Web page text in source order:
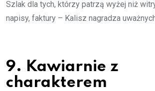
Szlak dla tych, którzy patrzą wyżej niż
napisy, faktury – Kalisz nagradza
9. Kawiarnie z
charakterem